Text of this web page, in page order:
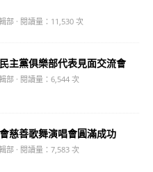
部 · 閱讀量：11,530 次
主黨俱樂部代表見面交流會
部 · 閱讀量：6,544 次
慈善歌舞演唱會圓滿成功
部 · 閱讀量：7,583 次